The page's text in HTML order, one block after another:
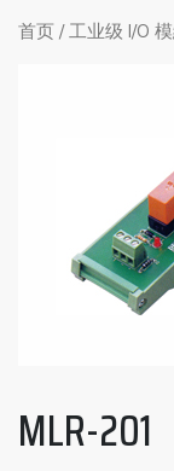
首页 /工业级 I/O
MLR-201